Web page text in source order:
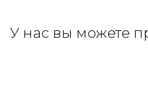
У нас вы можете